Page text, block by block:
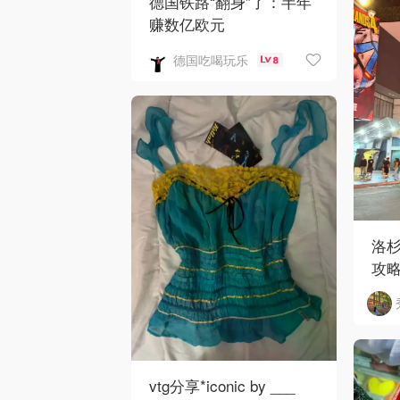
赚数亿欧元
德国吃喝玩乐 8
洛
攻
vtg分享*iconic by ___